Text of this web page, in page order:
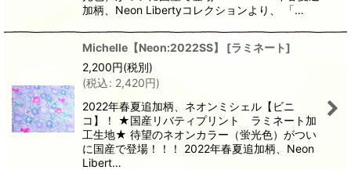
加柄、Neon Libertyコレクションより、 「…
Michelle【Neon:2022SS】 [ラミネート]
2,200円(税別)
(税込: 2,420円)
2022年春夏追加柄、ネオンミシェル【ビニ
コ】！ ★国産リバティプリント ラミネート加
工生地★ 待望のネオンカラー（蛍光色）がつい
に国産で登場！！！ 2022年春夏追加柄、Neon
Libert…